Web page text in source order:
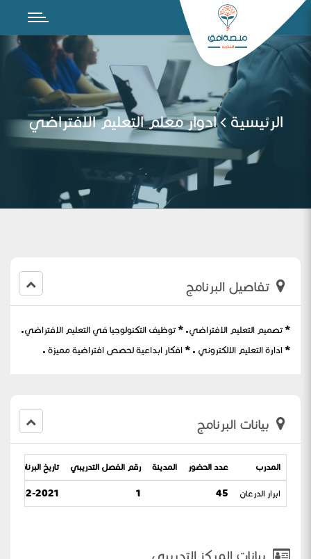
الرئيسية ادوار معلم التعليم الافتراضي
تفاصيل البرنامج
* تصميم التعليم الافتراضي. * توظيف التكنولوجيا في التعليم الافتراضي.
* ادارة التعليم الالكتروني . * افكار ابداعية لحصص افتراضية مميزة .
بيانات البرنامج
المدرب عدد الحضور المدينة رقم الفصل التدريبي تاريخ البرنامج
ابرار الدرعان 45
1
02-02-2021 / 19-06-1442
بيانات المركز التدريبي